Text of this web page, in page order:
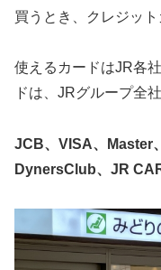
買うとき、クレジッ
使えるカードはJR各
ドは、JRグループ全
JCB、VISA、Master
DynersClub、JR